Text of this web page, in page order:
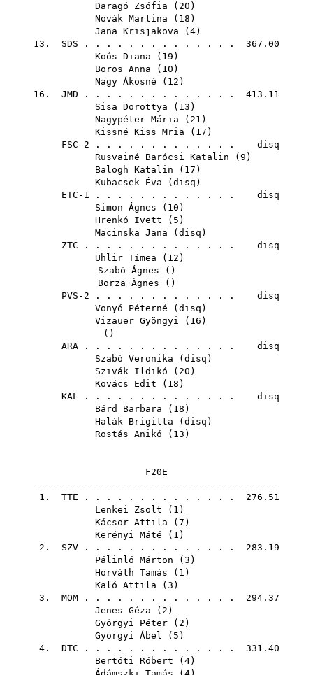
Daragó Zsófia ( 20 )
Novák Martina ( 18 )
Jana Krisjakova ( 4)
13. SDS . . . . . . . . . . . . . . 367.00
Koós Diana ( 19 )
Boros Anna ( 10 )
Nagy Ákosné ( 12 )
16. JMD . . . . . . . . . . . . . . 413.11
Sisa Dorottya ( 13 )
Nagypéter Mária ( 21 )
Kissné Kiss Mria ( 17 )
FSC-2 . . . . . . . . . . . . . disq
Rusvainé Barócsi Katalin ( 9 )
Balogh Katalin ( 17 )
Kubacsek Éva ( disq )
ETC-1 . . . . . . . . . . . . . disq
Simon Ágnes ( 10 )
Hrenkó Ivett ( 5 )
Macinska Jana ( disq )
ZTC . . . . . . . . . . . . . . disq
Uhlir Tímea ( 12 )
Szabó Ágnes ()
Borza Ágnes ()
PVS-2 . . . . . . . . . . . . . disq
Vonyó Péterné ( disq )
Vizauer Gyöngyi ( 16 )
()
ARA . . . . . . . . . . . . . . disq
Szabó Veronika ( disq )
Szivák Ildikó ( 20 )
Kovács Edit ( 18 )
KAL . . . . . . . . . . . . . . disq
Bárd Barbara ( 18 )
Halák Brigitta ( disq )
Rostás Anikó ( 13 )
F20E
--------------------------------------------
1. TTE . . . . . . . . . . . . . . 276.51
Lenkei Zsolt ( 1 )
Kácsor Attila ( 7 )
Kerényi Máté ( 1 )
2. SZV . . . . . . . . . . . . . . 283.19
Pálinló Márton ( 3 )
Horváth Tamás ( 1 )
Kaló Attila ( 3 )
3. MOM . . . . . . . . . . . . . . 294.37
Jenes Géza ( 2 )
Györgyi Péter ( 2 )
Györgyi Ábel ( 5 )
4. DTC . . . . . . . . . . . . . . 331.40
Bertóti Róbert ( 4)